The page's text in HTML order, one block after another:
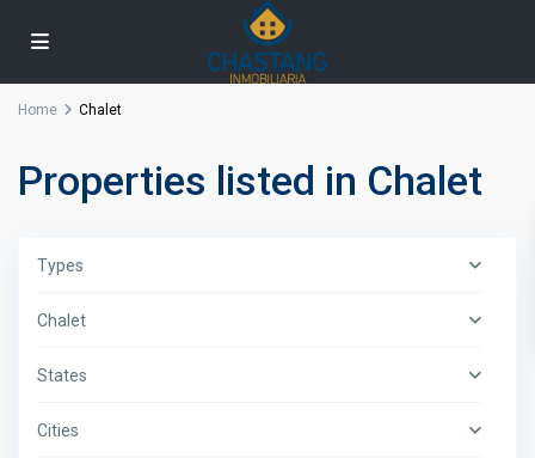
Home Chalet
Properties listed in Chalet
Types
Chalet
States
Cities